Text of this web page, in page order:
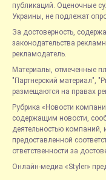
публикаций. Оценочные
Украины, не подлежат
За достоверность,
законодательства
рекламодатель.
Материалы, отмеченные
"Партнерский материал",
размещаются на правах
Рубрика «Новости
содержащим новости,
деятельностью
предоставленной
ответственности за
Онлайн-медиа «Styler»